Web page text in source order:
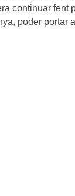
continuar fent
poder portar